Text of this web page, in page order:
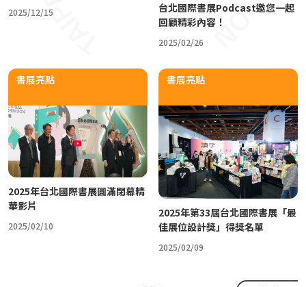
2025/12/15
台北國際書展Podcast邀您一起
回顧精彩內容！
2025/02/26
書展亮點
2025年台北國際書展圓滿閉幕精
華影片
2025/02/10
書展亮點
2025年第33屆台北國際書展「最
佳展位設計獎」得獎名單
2025/02/09